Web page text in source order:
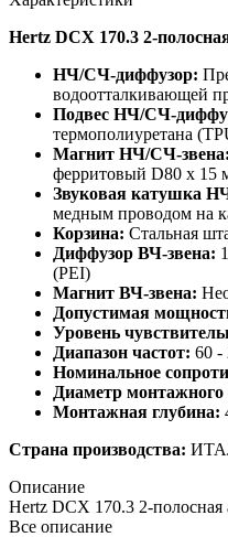
Hertz DCX 170.3 2-
НЧ/СЧ-диффузор:
водоотталкивающей
Подвес НЧ/СЧ-
термополиуретана
Магнит НЧ/СЧ-звена:
ферритовый D80 х 15
Звуковая катушка
медным проводом на
Корзина: Стальная
Диффузор ВЧ-звена:
(PEI)
Магнит ВЧ-звена:
Допустимая
Уровень
Диапазон частот: 60 -
Номинальное
Диаметр монтажного
Монтажная глубина:
Страна производства:
Описание
Hertz DCX 170.3 2-полосная
Все описание